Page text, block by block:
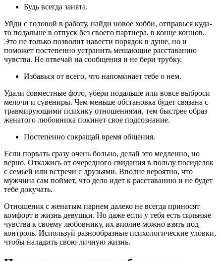
Будь всегда занята.
Уйди с головой в работу, найди новое хобби, отправься куда-
то подальше в отпуск без своего партнера, в конце концов.
Это не только позволит навести порядок в душе, но и
поможет постепенно устранить мешающие расставанию
чувства. Не отвечай на сообщения и не бери трубку.
Избавься от всего, что напоминает тебе о нем.
Удали совместные фото, убери подальше или вовсе выброси
мелочи и сувениры. Чем меньше обстановка будет связана с
травмирующими психику отношениями, тем быстрее образ
женатого любовника покинет свое подсознание.
Постепенно сокращай время общения.
Если порвать сразу очень больно, делай это медленно, но
верно. Откажись от очередного свидания в пользу посиделок
с семьей или встречи с друзьями. Вполне вероятно, что
мужчина сам поймет, что дело идет к расставанию и не будет
тебе докучать.
Отношения с женатым парнем далеко не всегда приносят
комфорт в жизнь девушки. Но даже если у тебя есть сильные
чувства к своему любовнику, их вполне можно взять под
контроль. Используй разнообразные психологические уловки,
чтобы наладить свою личную жизнь.